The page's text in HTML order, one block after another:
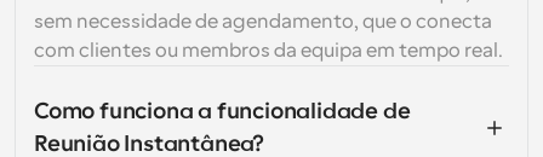
sem necessidade de agendamento, que o conecta
com clientes ou membros da equipa em tempo real.
Como funciona a funcionalidade de
Reunião Instantânea?